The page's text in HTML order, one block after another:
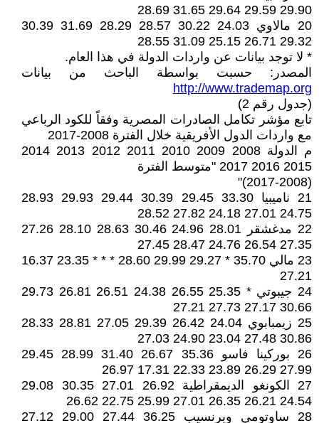
29.90 29.59 29.64 31.65 28.69
20 مالاوي 24.03 30.22 28.57 28.29 31.69 30.39
29.32 26.71 25.15 31.09 28.55
* لا توجد بيانات عن واردات الدولة في هذا العام.
المصدر: حسبت بواسطة الباحث من بيانات
http://www.trademap.org
(جدول رقم 2)
تابع مؤشر تكامل الصادرات المصرية وفقاً للكود الرباعي
مع واردات الدول الأفريقية خلال الفترة 2008-2017
م الدولة 2008 2009 2010 2011 2012 2013 2014
2015 2016 2017 "متوسط الفترة
(2017-2008)"
21 ناميبيا 33.30 29.45 30.39 29.44 29.93 28.93
24.75 27.01 24.18 27.82 28.52
22 مدغشقر 28.01 24.96 30.46 28.63 28.10 27.26
27.35 26.54 24.76 28.47 27.45
23 مالي 35.70 * 29.27 29.99 28.60 * * * 23.35 16.37
27.21
24 جيبوتي * 25.35 26.55 24.38 26.51 26.81 29.73
30.66 27.17 27.73 27.21
25 زيمبابوي 24.04 26.42 29.39 27.05 28.81 28.33
30.86 27.48 23.04 24.90 27.03
26 بوركينا فاسو 35.36 26.67 31.40 28.99 29.45
27.99 26.29 23.89 22.33 17.31 26.97
27 الكونغو الديمقراطية 26.92 27.01 30.35 29.08
24.54 26.21 26.35 27.01 25.99 22.75 26.62
28 ساوتومي وبرنسيب 36.25 27.44 29.00 27.12